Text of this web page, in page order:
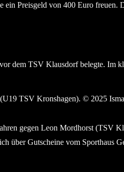
ein Preisgeld von 400 Euro freuen.
dem TSV Klausdorf belegte. Im
gegen Leon Mordhorst (TSV
über Gutscheine vom Sporthaus